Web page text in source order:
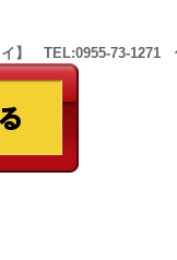
イ】 TEL:0955-73-1271